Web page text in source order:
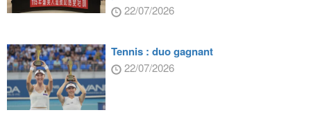
22/07/2026
Tennis : duo gagnant
22/07/2026